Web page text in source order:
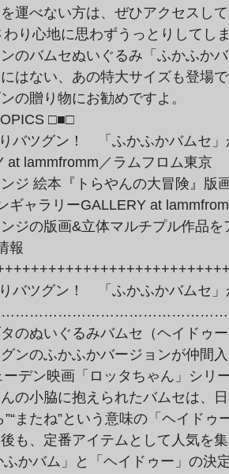
運べない方は、ぜひアクセスして
のバムセぬいぐるみ「ふかふかバ
はない、あの特大サイズも登場で
の贈り物にお勧めですよ。
□■□
at lammfromm／ラムフロム東京
ジ 絵本『トらやんの大冒険』版
ギャラリーGALLERY at
ジの版画&立体マルチプル作品を
報
のぬいぐるみバムセ（ヘイドゥ
ンのふかふかバージョンが仲間入
の小脇に抱えられたバムセは、日
”“またね”という意味の「ヘイドゥ
も、定番アイテムとして人気を集